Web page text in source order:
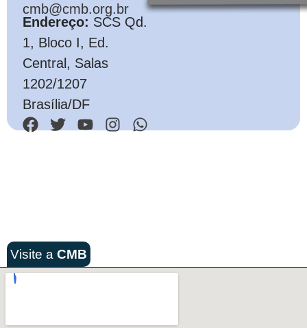
cmb@cmb.org.br
Endereço: SCS Qd.
1, Bloco I, Ed.
Central, Salas
1202/1207
Brasília/DF
Visite a CMB